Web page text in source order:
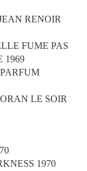
RENOIR
FUME PAS
1969
LE SOIR
1970